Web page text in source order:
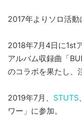
2017年よりソロ活動
2018年7月4日に1st
アルバム収録曲「
のコラボを果たし、
2019年7月、 STUTS
ワー」に参加。